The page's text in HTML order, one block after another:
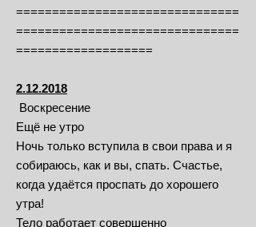
===============================
===============================
===================
2.12.2018
Воскресение
Ещё не утро
Ночь только вступила в свои права и я
собираюсь, как и вы, спать. Счастье,
когда удаётся проспать до хорошего
утра!
Тело работает совершенно